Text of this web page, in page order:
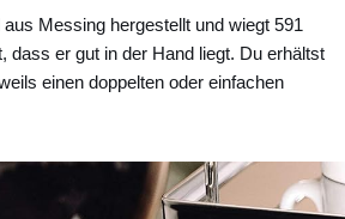
Messing hergestellt und wiegt 591
dass er gut in der Hand liegt. Du erhältst
einen doppelten oder einfachen